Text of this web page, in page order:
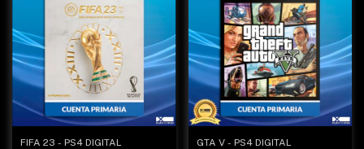
FIFA 23 - PS4 DIGITAL GTA V - PS4 DIGITAL